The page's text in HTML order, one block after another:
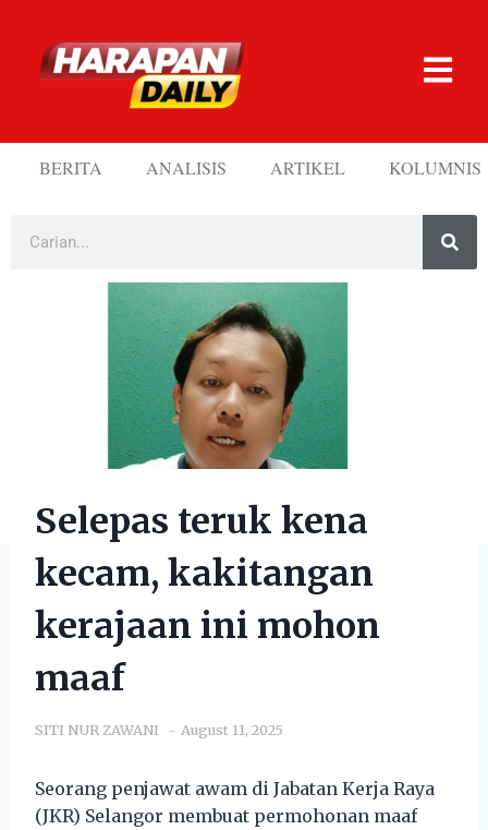
BERITA ANALISIS ARTIKEL KOLUMNIS
Selepas teruk kena
kecam, kakitangan
kerajaan ini mohon
maaf
SITI NUR ZAWANI August 11, 2025
Seorang penjawat awam di Jabatan Kerja Raya
(JKR) Selangor membuat permohonan maaf